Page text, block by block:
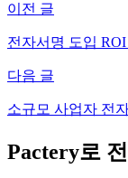
이전 글
전자서명 도입
다음 글
소규모 사업자 전
Pactery로